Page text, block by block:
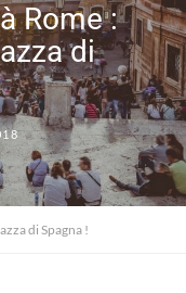
Rome :
di
di Spagna !